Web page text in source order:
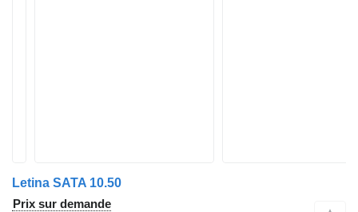
Letina SATA 10.50
Prix sur demande